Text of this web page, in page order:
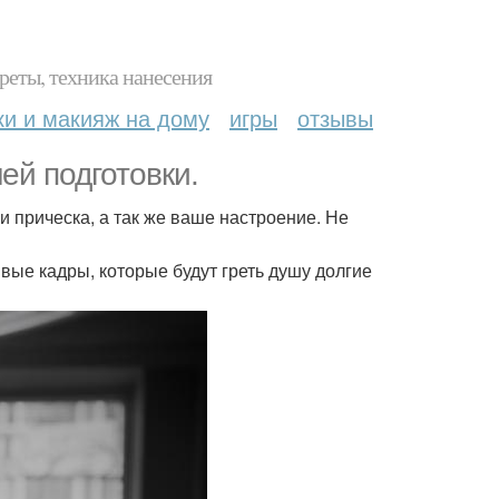
техника нанесения
и макияж на дому игры отзывы
подготовки.
прическа, а так же ваше настроение. Не
кадры, которые будут греть душу долгие